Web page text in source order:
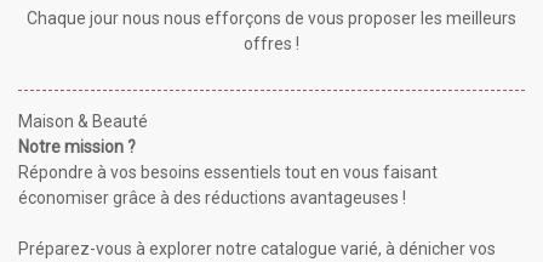
Chaque jour nous nous efforçons de vous proposer les meilleurs
offres !
Maison & Beauté
Notre mission ?
Répondre à vos besoins essentiels tout en vous faisant
économiser grâce à des réductions avantageuses !
Préparez-vous à explorer notre catalogue varié, à dénicher vos